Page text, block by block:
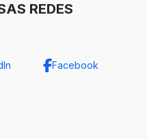
REDES
Facebook